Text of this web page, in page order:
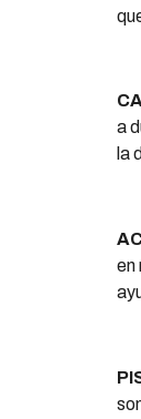
a
la
en